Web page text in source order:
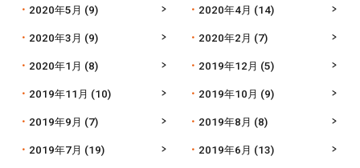
2020年5月 (9) 2020年4月 (14)
2020年3月 (9) 2020年2月 (7)
2020年1月 (8) 2019年12月 (5)
2019年11月 (10) 2019年10月 (9)
2019年9月 (7) 2019年8月 (8)
2019年7月 (19) 2019年6月 (13)